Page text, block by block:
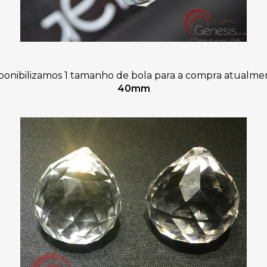
1 tamanho de bola para a compra
40mm